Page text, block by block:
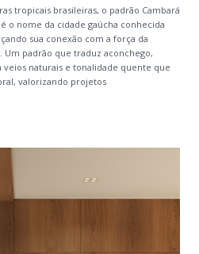
tropicais brasileiras, o padrão Cambará
o nome da cidade gaúcha conhecida
sua conexão com a força da
Um padrão que traduz aconchego,
naturais e tonalidade quente que
valorizando projetos